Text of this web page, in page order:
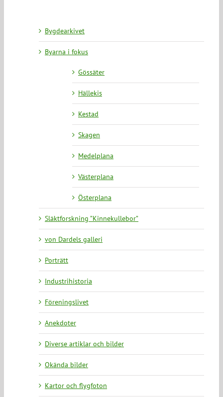
Bygdearkivet
Byarna i fokus
Gössäter
Hällekis
Kestad
Skagen
Medelplana
Västerplana
Österplana
Släktforskning ”Kinnekullebor”
von Dardels galleri
Porträtt
Industrihistoria
Föreningslivet
Anekdoter
Diverse artiklar och bilder
Okända bilder
Kartor och flygfoton